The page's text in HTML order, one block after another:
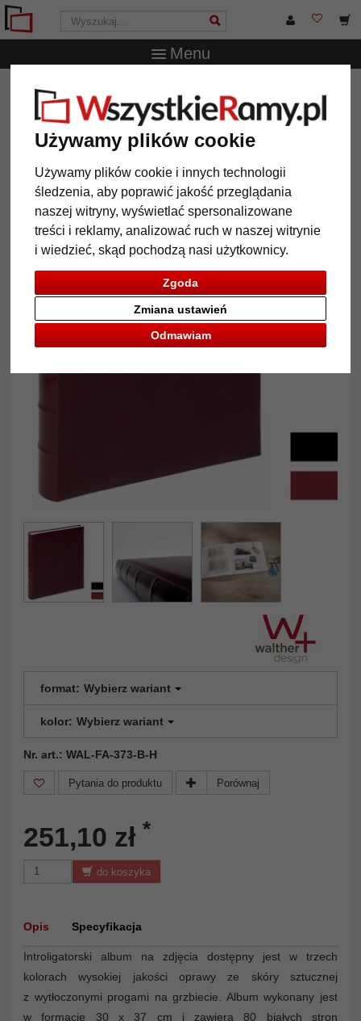
Używamy plików cookie
Używamy plików cookie i innych technologii
śledzenia, aby poprawić jakość przeglądania
naszej witryny, wyświetlać spersonalizowane
treści i reklamy, analizować ruch w naszej witrynie
i wiedzieć, skąd pochodzą nasi użytkownicy.
Zgoda
Odmawiam
Zmiana ustawień
Menu
WszystkieRamy.pl
książka "Classic" do wklejania, 30x37 cm
Album książka "Classic" do
wklejania, 30x37 cm
format: Wybierz wariant
kolor: Wybierz wariant
Nr. art.: WAL-FA-373-B-H
Pytania do produktu Porównaj
251,10 zł *
do koszyka
Opis Specyfikacja
Introligatorski album na zdjęcia dostępny jest w trzech
kolorach wysokiej jakości oprawy ze skóry sztucznej
z wytłoczonymi progami na grzbiecie. Album wykonany jest
w formacie 30 x 37 cm i zawiera 80 białych stron